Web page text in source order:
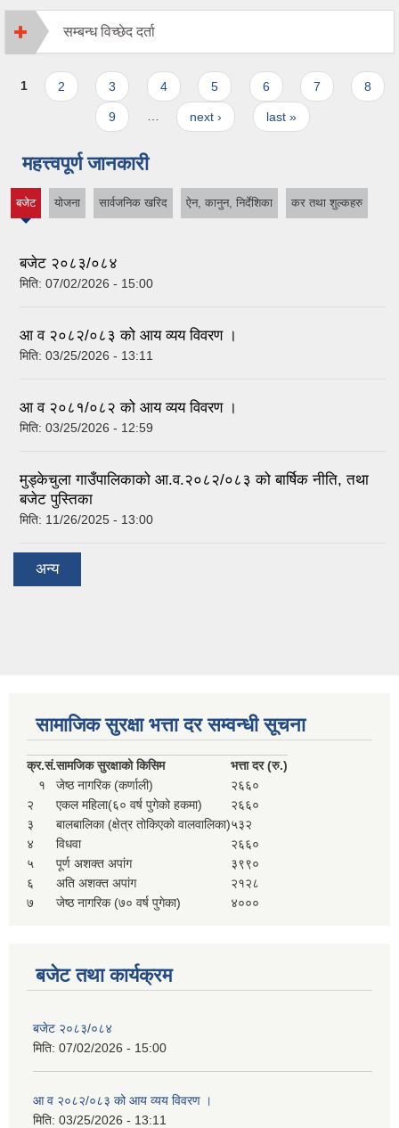
सम्बन्ध विच्छेद दर्ता
Pages
1 2 3 4 5 6 7 8
9 … next › last »
महत्त्वपूर्ण जानकारी
बजेट योजना सार्वजनिक खरिद ऐन, कानुन, निर्देशिका कर तथा शुल्कहरु
बजेट २०८३/०८४
मिति: 07/02/2026 - 15:00
आ व २०८२/०८३ को आय व्यय विवरण ।
मिति: 03/25/2026 - 13:11
आ व २०८१/०८२ को आय व्यय विवरण ।
मिति: 03/25/2026 - 12:59
मुड्केचुला गाउँपालिकाको आ.व.२०८२/०८३ को बार्षिक नीति, तथा
बजेट पुस्तिका
मिति: 11/26/2025 - 13:00
अन्य
सामाजिक सुरक्षा भत्ता दर सम्वन्धी सूचना
क्र.सं.सामजिक सुरक्षाको किसिम
भत्ता दर (रु.)
१
जेष्ठ नागरिक (कर्णाली)
२६६०
२
एकल महिला(६० वर्ष पुगेको हकमा)
२६६०
३
बालबालिका (क्षेत्र तोकिएको वालवालिका)५३२
४
विधवा
२६६०
५
पूर्ण अशक्त अपांग
३९९०
६
अति अशक्त अपांग
२१२८
७
जेष्ठ नागरिक (७० वर्ष पुगेका) ४०००
बजेट तथा कार्यक्रम
बजेट २०८३/०८४
मिति: 07/02/2026 - 15:00
आ व २०८२/०८३ को आय व्यय विवरण ।
मिति: 03/25/2026 - 13:11